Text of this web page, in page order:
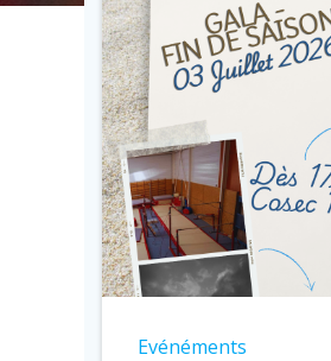
Evénéments